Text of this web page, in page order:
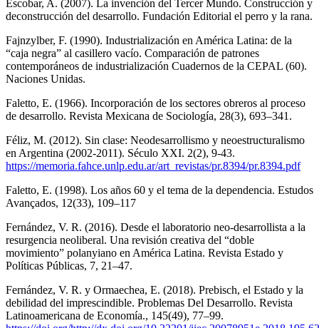
Escobar, A. (2007). La invención del Tercer Mundo. Construcción y
deconstrucción del desarrollo. Fundación Editorial el perro y la rana.
Fajnzylber, F. (1990). Industrialización en América Latina: de la
“caja negra” al casillero vacío. Comparación de patrones
contemporáneos de industrialización Cuadernos de la CEPAL (60).
Naciones Unidas.
Faletto, E. (1966). Incorporación de los sectores obreros al proceso
de desarrollo. Revista Mexicana de Sociología, 28(3), 693–341.
Féliz, M. (2012). Sin clase: Neodesarrollismo y neoestructuralismo
en Argentina (2002-2011). Século XXI. 2(2), 9-43.
https://memoria.fahce.unlp.edu.ar/art_revistas/pr.8394/pr.8394.pdf
Faletto, E. (1998). Los años 60 y el tema de la dependencia. Estudos
Avançados, 12(33), 109–117
Fernández, V. R. (2016). Desde el laboratorio neo-desarrollista a la
resurgencia neoliberal. Una revisión creativa del “doble
movimiento” polanyiano en América Latina. Revista Estado y
Políticas Públicas, 7, 21–47.
Fernández, V. R. y Ormaechea, E. (2018). Prebisch, el Estado y la
debilidad del imprescindible. Problemas Del Desarrollo. Revista
Latinoamericana de Economía., 145(49), 77–99.